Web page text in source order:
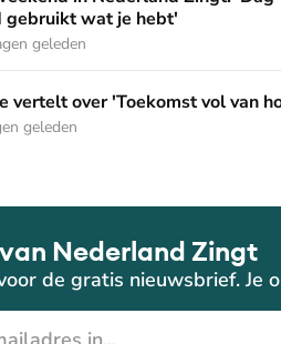
gebruikt wat je hebt'
geleden
'Toekomst vol van hoop' op de
vertelt over 'Toekomst vol van
geleden
Nederland Zingt
de gratis nieuwsbrief. Je